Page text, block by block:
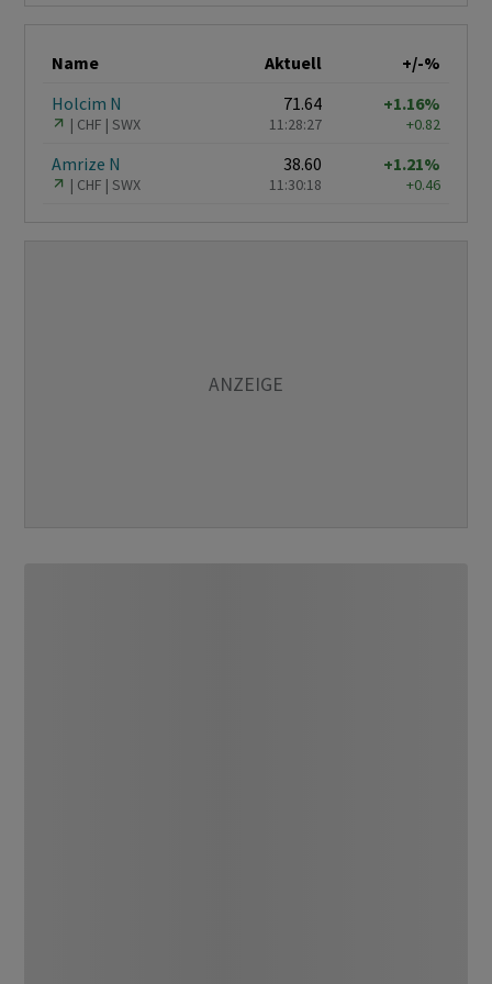
Name Aktuell
+/-%
Holcim N
CHF SWX
71.64
11:28:27
+1.16%
+0.82
Amrize N
CHF SWX
38.60
11:30:18
+1.21%
+0.46